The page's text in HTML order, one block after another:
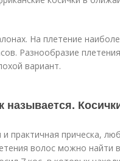
На плетение
Разнообразие
вариант.
называется.
практичная прическа,
волос можно найти